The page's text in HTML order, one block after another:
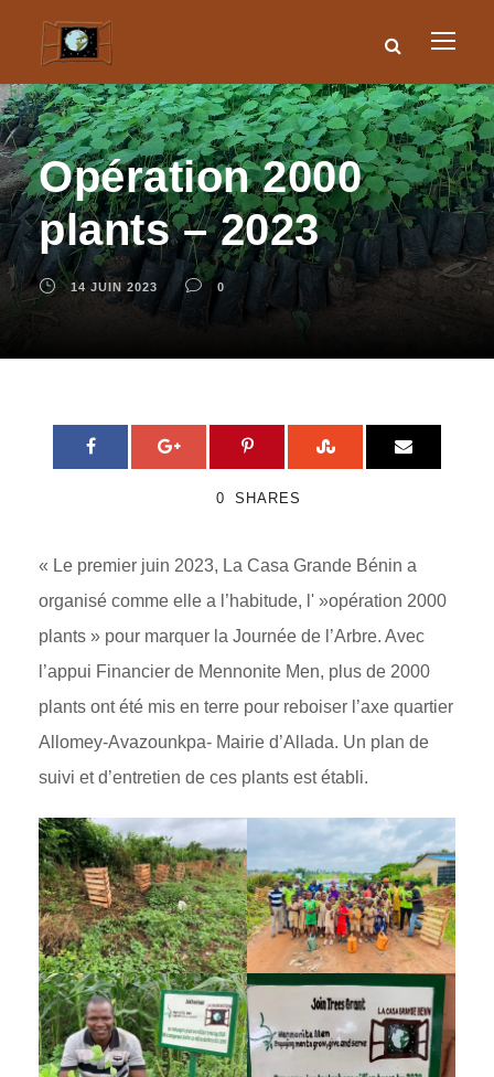
Opération 2000
plants – 2023
14 JUIN 2023 0
0 SHARES
« Le premier juin 2023, La Casa Grande Bénin a
organisé comme elle a l’habitude, l' »opération 2000
plants » pour marquer la Journée de l’Arbre. Avec
l’appui Financier de Mennonite Men, plus de 2000
plants ont été mis en terre pour reboiser l’axe quartier
Allomey-Avazounkpa- Mairie d’Allada. Un plan de
suivi et d’entretien de ces plants est établi.